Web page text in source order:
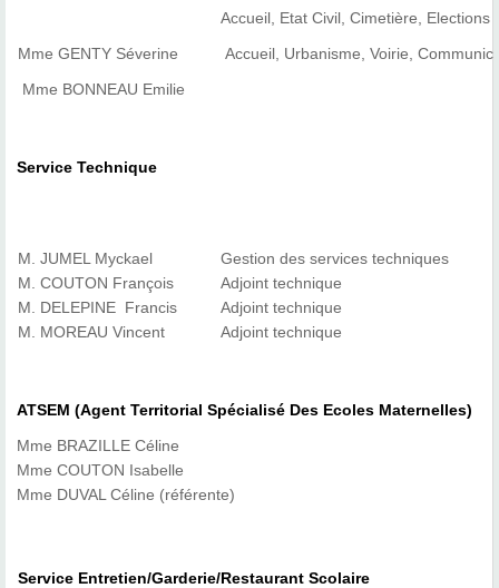
Mme GENTY Séverine
Mme BONNEAU Emilie
Accueil, Etat Civil, Cimetière, Elections
Accueil, Urbanisme, Voirie,
Service Technique
M. JUMEL Myckael
M. COUTON François
M. DELEPINE Francis
M. MOREAU Vincent
Gestion des services techniques
Adjoint technique
Adjoint technique
Adjoint technique
ATSEM (Agent Territorial Spécialisé Des Ecoles Maternelles)
Mme BRAZILLE Céline
Mme COUTON Isabelle
Mme DUVAL Céline (référente)
Service Entretien/Garderie/Restaurant Scolaire